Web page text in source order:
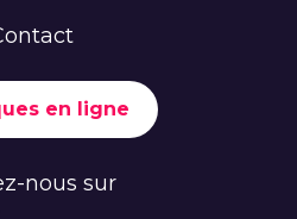
en ligne
nous sur